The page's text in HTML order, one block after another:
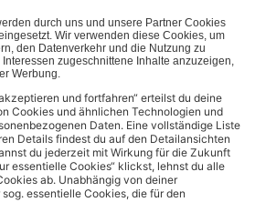
Bezahlmethoden:
Links zu sozialen Netzwerken